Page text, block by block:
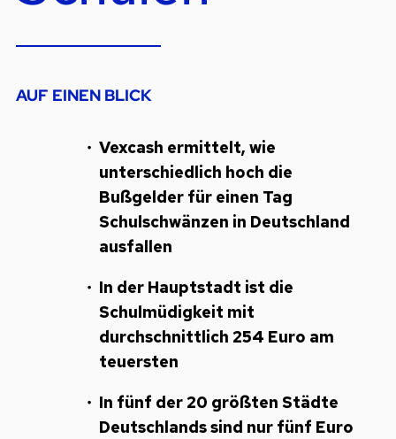
AUF EINEN BLICK
Vexcash ermittelt, wie
unterschiedlich hoch die
Bußgelder für einen Tag
Schulschwänzen in Deutschland
ausfallen
In der Hauptstadt ist die
Schulmüdigkeit mit
durchschnittlich 254 Euro am
teuersten
In fünf der 20 größten Städte
Deutschlands sind nur fünf Euro